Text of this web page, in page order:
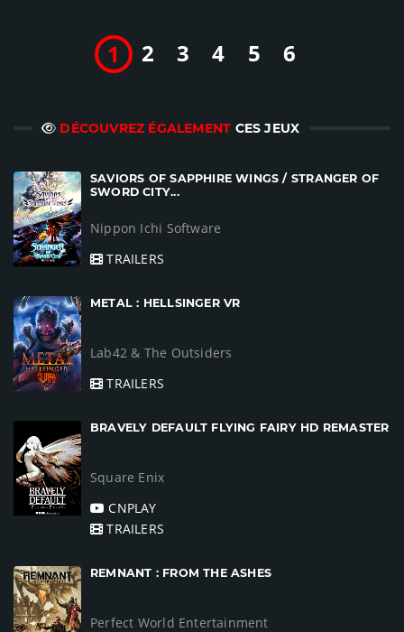
1 2 3 4 5 6
DÉCOUVREZ ÉGALEMENT CES JEUX
SAVIORS OF SAPPHIRE WINGS / STRANGER OF
SWORD CITY...
Nippon Ichi Software
TRAILERS
METAL : HELLSINGER VR
Lab42 & The Outsiders
TRAILERS
BRAVELY DEFAULT FLYING FAIRY HD REMASTER
Square Enix
CNPLAY
TRAILERS
REMNANT : FROM THE ASHES
Perfect World Entertainment